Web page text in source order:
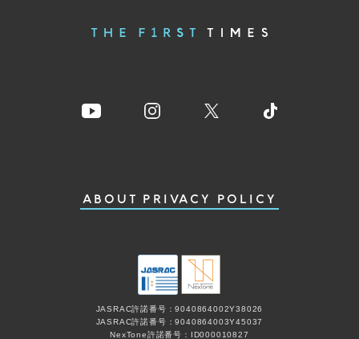
ABOUT PRIVACY POLICY
JASRAC許諾番号：9040864002Y38026
JASRAC許諾番号：9040864003Y45037
NexTone許諾番号：ID000010827